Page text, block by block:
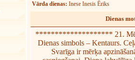
Vārda dienas: Inese Inesis Ēriks
Dienas
******************** 21.
Dienas simbols – Kentaurs.
Svarīga ir mērķa